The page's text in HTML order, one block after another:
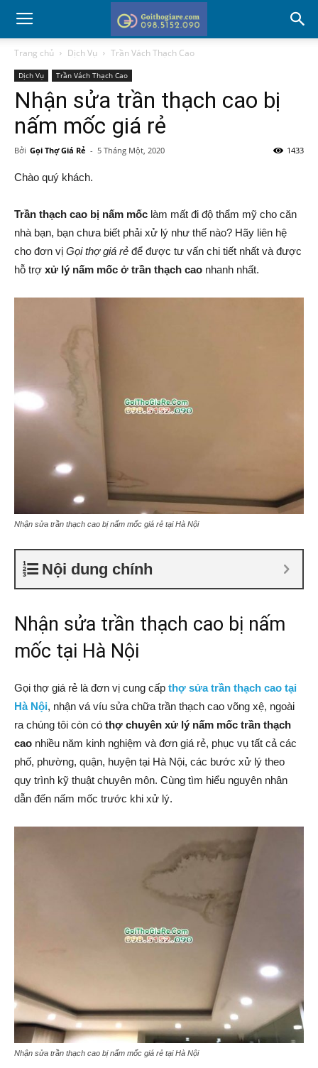
Trang chủ Dịch Vụ Trần Vách Thạch Cao
Dịch Vụ Trần Vách Thạch Cao
Nhận sửa trần thạch cao bị
nấm mốc giá rẻ
Bởi Gọi Thợ Giá Rẻ - 5 Tháng Một, 2020 1433
Chào quý khách.
Trần thạch cao bị nấm mốc làm mất đi độ thẩm mỹ cho căn
nhà bạn, bạn chưa biết phải xử lý như thế nào? Hãy liên hệ
cho đơn vị Gọi thợ giá rẻ để được tư vấn chi tiết nhất và được
hỗ trợ xử lý nấm mốc ở trần thạch cao nhanh nhất.
Nhận sửa trần thạch cao bị nấm mốc giá rẻ tại Hà Nội
Nội dung chính
Nhận sửa trần thạch cao bị nấm
mốc tại Hà Nội
Gọi thợ giá rẻ là đơn vị cung cấp thợ sửa trần thạch cao tại
Hà Nội, nhận vá víu sửa chữa trần thạch cao võng xệ, ngoài
ra chúng tôi còn có thợ chuyên xử lý nấm mốc trần thạch
cao nhiều năm kinh nghiệm và đơn giá rẻ, phục vụ tất cả các
phố, phường, quận, huyện tại Hà Nội, các bước xử lý theo
quy trình kỹ thuật chuyên môn. Cùng tìm hiểu nguyên nhân
dẫn đến nấm mốc trước khi xử lý.
Nhận sửa trần thạch cao bị nấm mốc giá rẻ tại Hà Nội